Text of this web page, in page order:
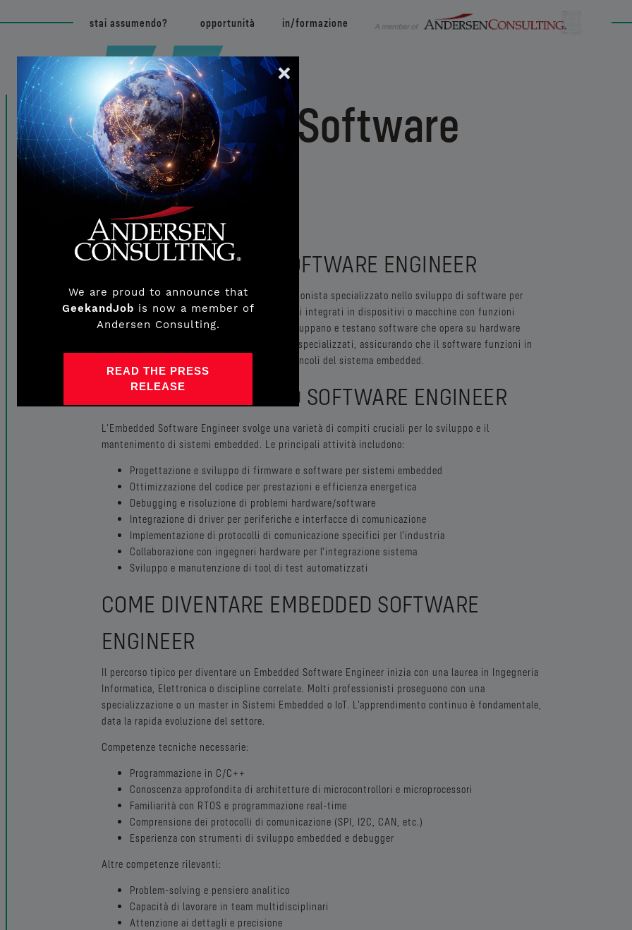
stai assumendo? opportunità in/formazione
Embedded Software
Engineer
CHI È L'EMBEDDED SOFTWARE ENGINEER
L'Embedded Software Engineer è un professionista specializzato nello sviluppo di software per
sistemi embedded, ovvero sistemi informatici integrati in dispositivi o macchine con funzioni
specifiche. Questi ingegneri progettano, sviluppano e testano software che opera su hardware
dedicato, come microcontrollori o processori specializzati, assicurando che il software funzioni in
modo efficiente e affidabile all'interno dei vincoli del sistema embedded.
COSA FA L'EMBEDDED SOFTWARE ENGINEER
L'Embedded Software Engineer svolge una varietà di compiti cruciali per lo sviluppo e il
mantenimento di sistemi embedded. Le principali attività includono:
Progettazione e sviluppo di firmware e software per sistemi embedded
Ottimizzazione del codice per prestazioni e efficienza energetica
Debugging e risoluzione di problemi hardware/software
Integrazione di driver per periferiche e interfacce di comunicazione
Implementazione di protocolli di comunicazione specifici per l'industria
Collaborazione con ingegneri hardware per l'integrazione sistema
Sviluppo e manutenzione di tool di test automatizzati
COME DIVENTARE EMBEDDED SOFTWARE
ENGINEER
Il percorso tipico per diventare un Embedded Software Engineer inizia con una laurea in Ingegneria
Informatica, Elettronica o discipline correlate. Molti professionisti proseguono con una
specializzazione o un master in Sistemi Embedded o IoT. L'apprendimento continuo è fondamentale,
data la rapida evoluzione del settore.
Competenze tecniche necessarie:
Programmazione in C/C++
Conoscenza approfondita di architetture di microcontrollori e microprocessori
Familiarità con RTOS e programmazione real-time
Comprensione dei protocolli di comunicazione (SPI, I2C, CAN, etc.)
Esperienza con strumenti di sviluppo embedded e debugger
Altre competenze rilevanti:
Problem-solving e pensiero analitico
Capacità di lavorare in team multidisciplinari
Attenzione ai dettagli e precisione
We are proud to announce that
GeekandJob is now a member of
Andersen Consulting.
READ THE PRESS
RELEASE